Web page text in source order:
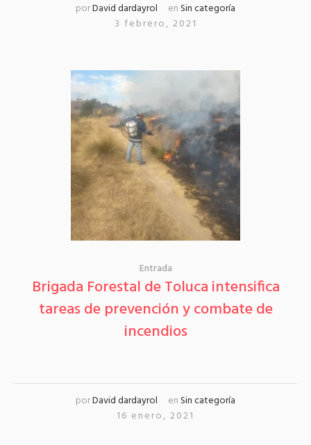
porDavid dardayrol en Sin categoría
3 febrero, 2021
Entrada
Brigada Forestal de Toluca intensifica
tareas de prevención y combate de
incendios
porDavid dardayrol en Sin categoría
16 enero, 2021